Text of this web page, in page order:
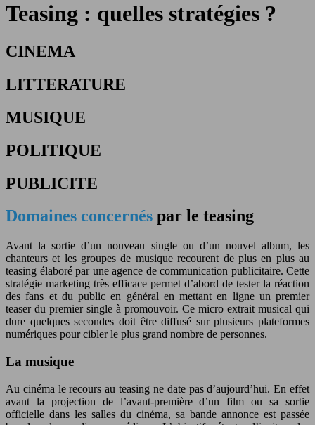
Teasing : quelles stratégies ?
CINEMA
LITTERATURE
MUSIQUE
POLITIQUE
PUBLICITE
Domaines concernés par le teasing
Avant la sortie d’un nouveau single ou d’un nouvel album, les
chanteurs et les groupes de musique recourent de plus en plus au
teasing élaboré par une agence de communication publicitaire. Cette
stratégie marketing très efficace permet d’abord de tester la réaction
des fans et du public en général en mettant en ligne un premier
teaser du premier single à promouvoir. Ce micro extrait musical qui
dure quelques secondes doit être diffusé sur plusieurs plateformes
numériques pour cibler le plus grand nombre de personnes.
La musique
Au cinéma le recours au teasing ne date pas d’aujourd’hui. En effet
avant la projection de l’avant-première d’un film ou sa sortie
officielle dans les salles du cinéma, sa bande annonce est passée